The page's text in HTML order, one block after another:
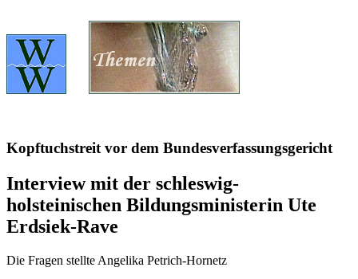
Kopftuchstreit vor dem Bundesverfassungsgericht
Interview mit der schleswig-
holsteinischen Bildungsministerin Ute
Erdsiek-Rave
Die Fragen stellte Angelika Petrich-Hornetz